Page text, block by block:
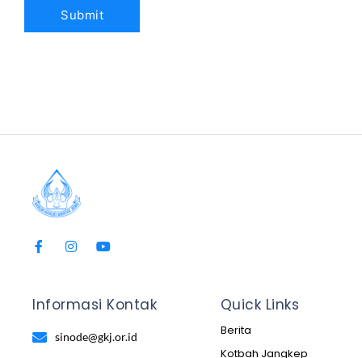
Informasi Kontak
sinode@gkj.or.id
Quick Links
Berita
Kotbah Jangkep